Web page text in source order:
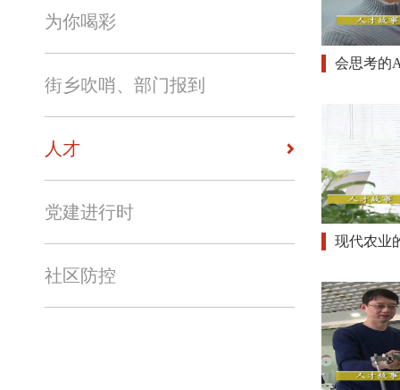
为你喝彩
街乡吹哨、部门报到
人才
党建进行时
社区防控
会思考的
现代农业